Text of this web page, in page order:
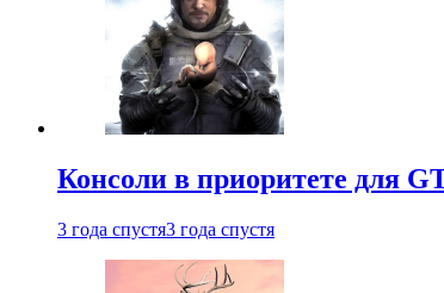
Консоли в приоритете для
3 года спустя3 года спустя